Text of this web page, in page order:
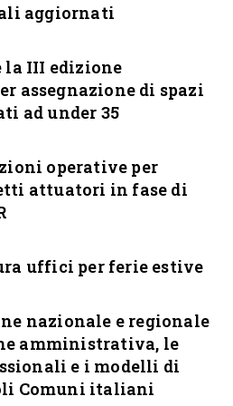
aggiornati
la III edizione
assegnazione di spazi
ad under 35
operative per
attuatori in fase di
uffici per ferie estive
nazionale e regionale
amministrativa, le
e i modelli di
Comuni italiani